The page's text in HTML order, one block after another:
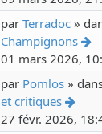
par Terradoc»
Champignons
01 mars 2026,
par Pomlos»
et critiques
Voir
27 févr. 2026,